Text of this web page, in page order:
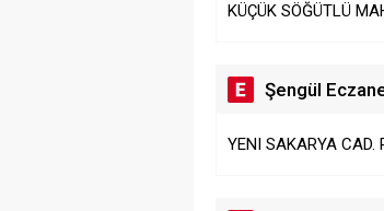
KÜÇÜK SÖĞÜTLÜ
Şengül
YENI SAKARYA CAD.